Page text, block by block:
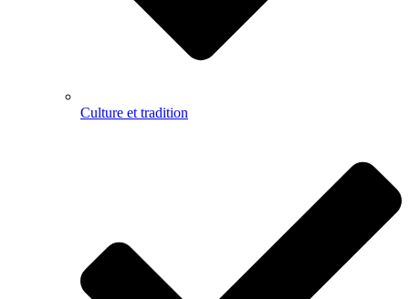
Culture et tradition